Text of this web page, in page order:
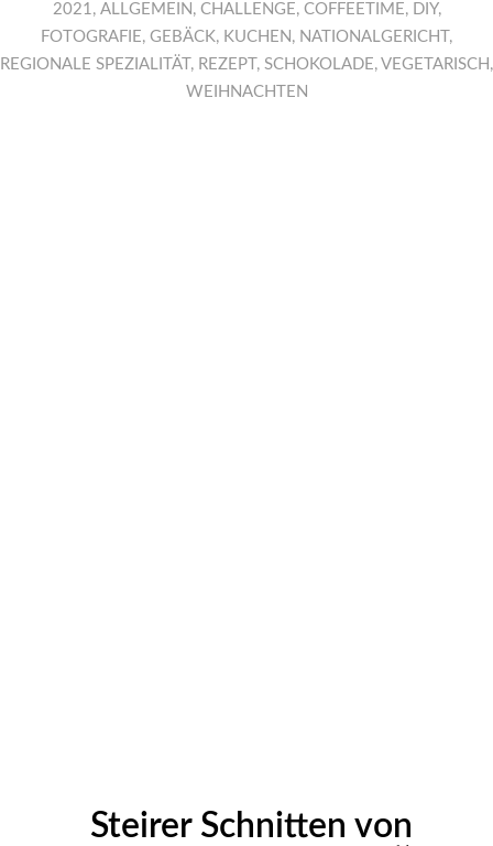
2021, ALLGEMEIN , CHALLENGE, COFFEETIME, DIY,
FOTOGRAFIE, GEBÄCK, KUCHEN , NATIONALGERICHT ,
REGIONALE SPEZIALITÄT , REZEPT , SCHOKOLADE, VEGETARISCH ,
WEIHNACHTEN
Steirer Schnitten von